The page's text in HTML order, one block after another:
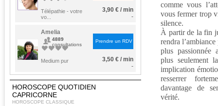
Télépathie - votre
vo...
3,90 € / min
-
Amelia
4889
consultations
Medium pur
Prendre un RDV
3,50 € / min
-
HOROSCOPE QUOTIDIEN
CAPRICORNE
HOROSCOPE CLASSIQUE
comme vous
vous fermer trop
silence.
À partir de la fin
rendra
plus passionnée
plus seulement
implication
resserrer
davantage de
vérité.